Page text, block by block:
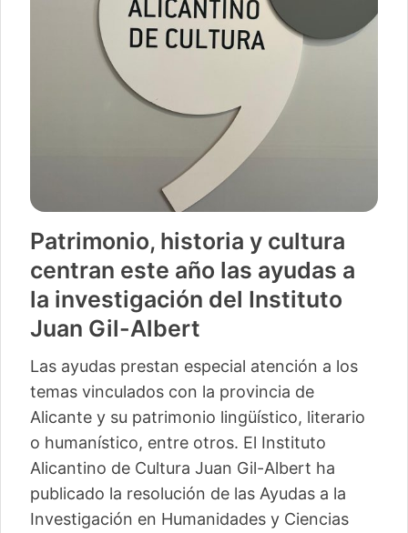
Patrimonio, historia y cultura
centran este año las ayudas a
la investigación del Instituto
Juan Gil-Albert
Las ayudas prestan especial atención a los
temas vinculados con la provincia de
Alicante y su patrimonio lingüístico, literario
o humanístico, entre otros. El Instituto
Alicantino de Cultura Juan Gil-Albert ha
publicado la resolución de las Ayudas a la
Investigación en Humanidades y Ciencias